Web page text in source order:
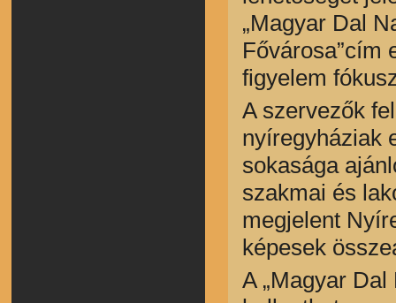
„Magyar Dal
Fővárosa”cím
figyelem
A szervezők
nyíregyháziak
sokasága
szakmai és
megjelent
képesek
A „Magyar